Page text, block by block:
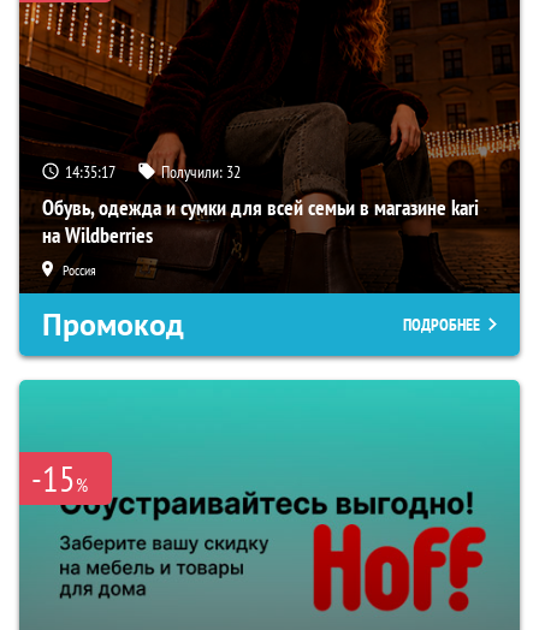
14:35:15 Получили: 32
Обувь, одежда и сумки для всей семьи в магазине kari
на Wildberries
Россия
Промокод ПОДРОБНЕЕ
-15%